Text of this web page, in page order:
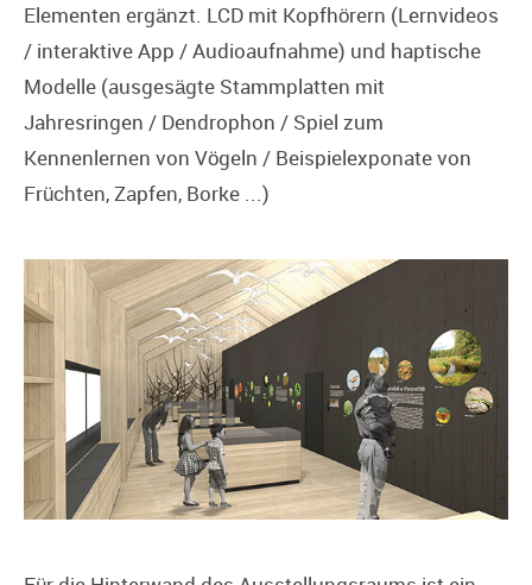
Elementen ergänzt. LCD mit Kopfhörern (Lernvideos
/ interaktive App / Audioaufnahme) und haptische
Modelle (ausgesägte Stammplatten mit
Jahresringen / Dendrophon / Spiel zum
Kennenlernen von Vögeln / Beispielexponate von
Früchten, Zapfen, Borke ...)